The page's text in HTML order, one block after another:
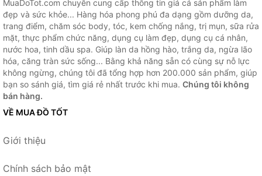
MuaDoTot.com chuyên cung cấp thông tin giá cả sản phẩm làm
đẹp và sức khỏe... Hàng hóa phong phú đa dạng gồm dưỡng da,
trang điểm, chăm sóc body, tóc, kem chống nắng, trị mụn, sữa rửa
mặt, thực phẩm chức năng, dụng cụ làm đẹp, dụng cụ cá nhân,
nước hoa, tinh dầu spa. Giúp làn da hồng hào, trắng da, ngừa lão
hóa, căng tràn sức sống... Bằng khả năng sẵn có cùng sự nỗ lực
không ngừng, chúng tôi đã tổng hợp hơn 200.000 sản phẩm, giúp
bạn so sánh giá, tìm giá rẻ nhất trước khi mua. Chúng tôi không
bán hàng.
VỀ MUA ĐỒ TỐT
Giới thiệu
Chính sách bảo mật